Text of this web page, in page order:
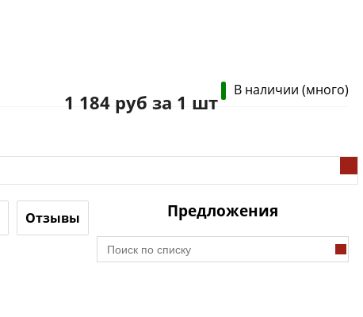
В наличии (много)
1 184 руб за 1 шт
Отзывы Предложения